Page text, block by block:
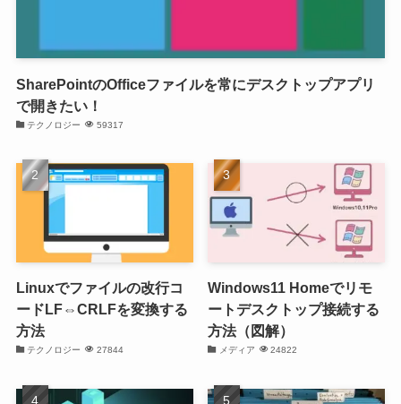
SharePointのOfficeファイルを常にデスクトップアプリ
で開きたい！
テクノロジー 59317
Linuxでファイルの改行コ
ードLF⇔CRLFを変換する
方法
テクノロジー 27844
Windows11 Homeでリモ
ートデスクトップ接続する
方法（図解）
メディア 24822